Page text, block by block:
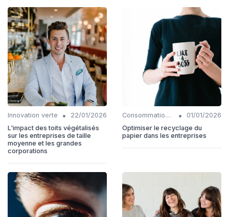
Innovation verte •
22/01/2026
L'impact des toits végétalisés
sur les entreprises de taille
moyenne et les grandes
corporations
Consommation responsable •
01/01/2026
Optimiser le recyclage du
papier dans les entreprises